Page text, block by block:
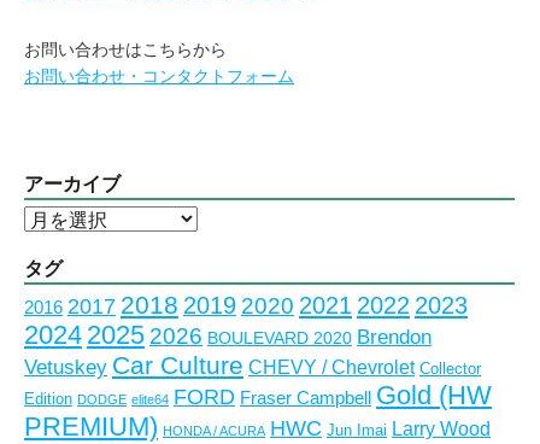
お問い合わせはこちらから
お問い合わせ・コンタクトフォーム
アーカイブ
ア
カ
ブ
タグ
2016 2017 2018 2019 2020 2021 2022 2023
2024 2025 2026 BOULEVARD 2020 Brendon
Vetuskey Car Culture CHEVY / Chevrolet Collector
Edition DODGE elite64 FORD Fraser Campbell
Gold (HW
PREMIUM) HONDA / ACURA HWC Jun Imai Larry Wood